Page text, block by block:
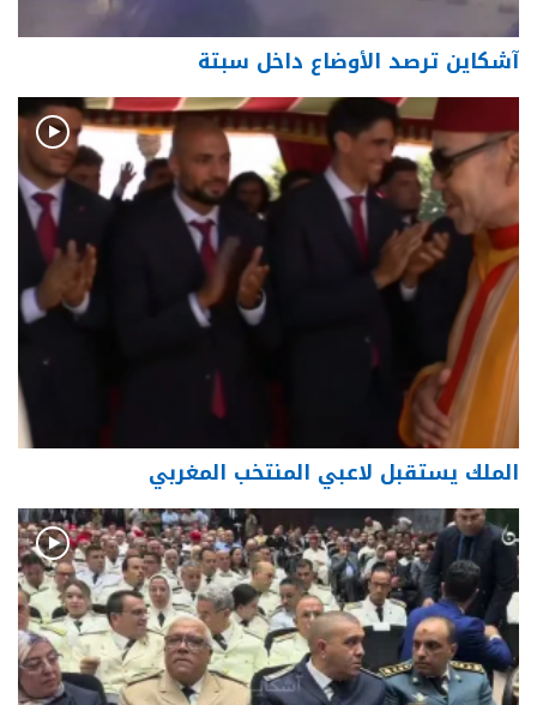
آشكاين ترصد الأوضاع داخل سبتة
الملك يستقبل لاعبي المنتخب المغربي